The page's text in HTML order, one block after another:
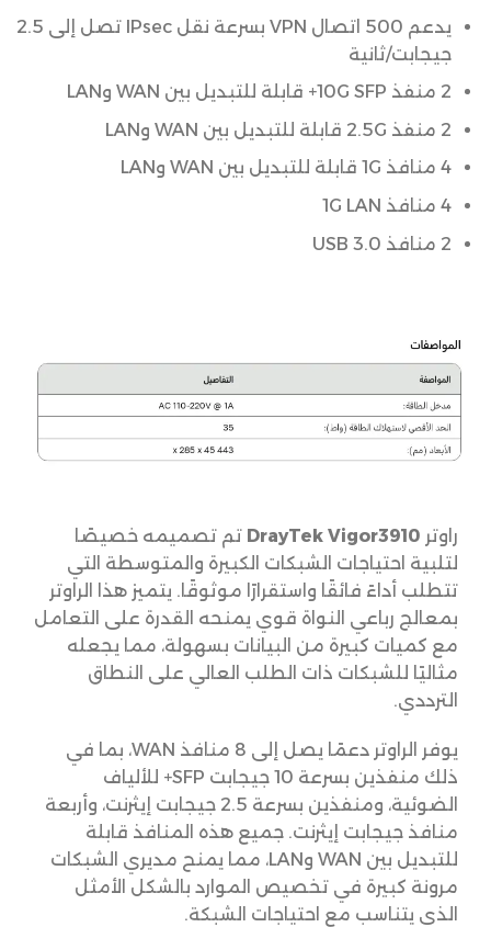
يدعم 500 اتصال VPN بسرعة نقل IPsec تصل إلى 2.5
جيجابت/ثانية
2 منفذ 10G SFP+ قابلة للتبديل بين WAN وLAN
2 منفذ 2.5G قابلة للتبديل بين WAN وLAN
4 منافذ 1G قابلة للتبديل بين WAN وLAN
4 منافذ 1G LAN
2 منافذ USB 3.0
راوتر DrayTek Vigor3910 تم تصميمه خصيصًا
لتلبية احتياجات الشبكات الكبيرة والمتوسطة التي
تتطلب أداءً فائقًا واستقرارًا موثوقًا. يتميز هذا الراوتر
بمعالج رباعي النواة قوي يمنحه القدرة على التعامل
مع كميات كبيرة من البيانات بسهولة، مما يجعله
مثاليًا للشبكات ذات الطلب العالي على النطاق
الترددي.
يوفر الراوتر دعمًا يصل إلى 8 منافذ WAN، بما في
ذلك منفذين بسرعة 10 جيجابت SFP+ للألياف
الضوئية، ومنفذين بسرعة 2.5 جيجابت إيثرنت، وأربعة
منافذ جيجابت إيثرنت. جميع هذه المنافذ قابلة
للتبديل بين WAN وLAN، مما يمنح مديري الشبكات
مرونة كبيرة في تخصيص الموارد بالشكل الأمثل
الذي يتناسب مع احتياجات الشبكة.